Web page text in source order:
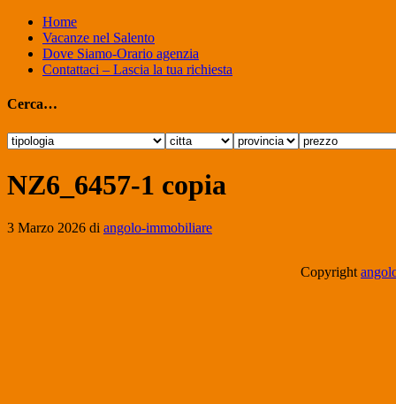
Home
Vacanze nel Salento
Dove Siamo-Orario agenzia
Contattaci – Lascia la tua richiesta
Cerca…
NZ6_6457-1 copia
3 Marzo 2026 di angolo-immobiliare
Copyright